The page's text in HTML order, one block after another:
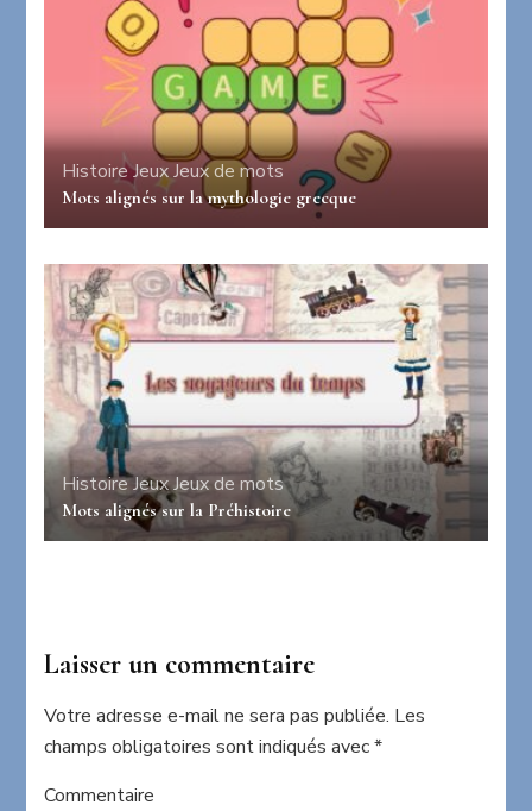
HistoireJeux Jeux de mots
Mots alignés sur la mythologie grecque
HistoireJeuxJeux de mots
Mots alignés sur la Préhistoire
Laisser un commentaire
Votre adresse e-mail ne sera pas publiée. Les
champs obligatoires sont indiqués avec*
Commentaire